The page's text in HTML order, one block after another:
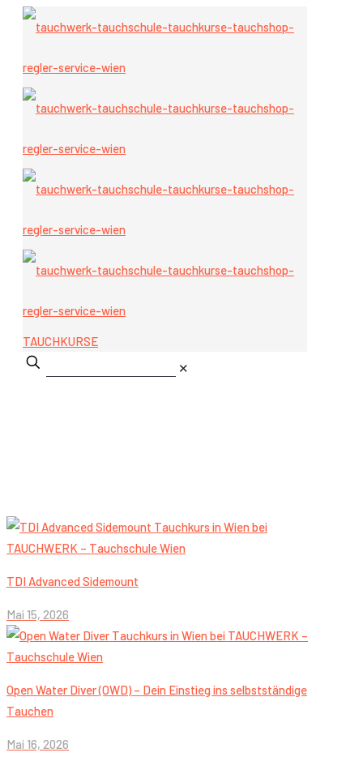
TAUCHKURSE
✕
TDI Advanced Sidemount
Mai 15, 2026
Open Water Diver (OWD) – Dein Einstieg ins selbstständige
Tauchen
Mai 16, 2026